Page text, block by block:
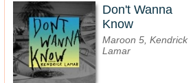
Don't Wanna
Know
Maroon 5, Kendrick
Lamar